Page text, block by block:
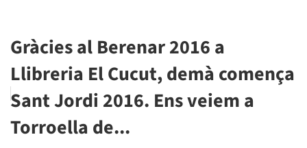
Gràcies al Berenar 2016 a
Llibreria El Cucut, demà comença
Sant Jordi 2016. Ens veiem a
Torroella de...